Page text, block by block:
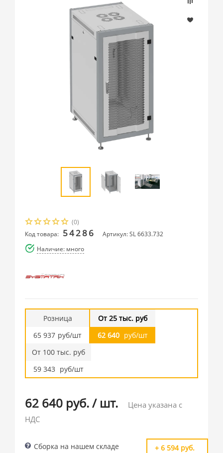
(0)
Код товара: 54286
Артикул: SL 6633.732
Наличие: много
Розница
65 937 руб/шт
От 25 тыс. руб
62 640 руб/шт
От 100 тыс. руб
59 343 руб/шт
62 640 руб./ шт.
Цена указана с
НДС
Сборка на нашем складе + 6 594 руб.